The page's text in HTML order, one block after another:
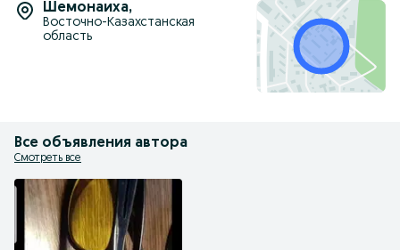
Шемонаиха,
Восточно-Казахстанская
область
Все объявления автора
Смотреть все